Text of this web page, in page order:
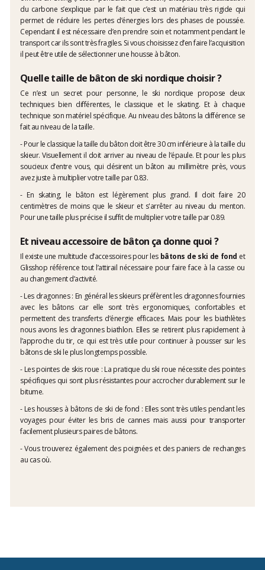
du carbone s’explique par le fait que c’est un matériau très rigide qui
permet de réduire les pertes d’énergies lors des phases de poussée.
Cependant il est nécessaire d’en prendre soin et notamment pendant le
transport car ils sont très fragiles. Si vous choisissez d’en faire l’acquisition
il peut être utile de sélectionner une housse à bâton.
Quelle taille de bâton de ski nordique choisir ?
Ce n’est un secret pour personne, le ski nordique propose deux
techniques bien différentes, le classique et le skating. Et à chaque
technique son matériel spécifique. Au niveau des bâtons la différence se
fait au niveau de la taille.
- Pour le classique la taille du bâton doit être 30 cm inférieure à la taille du
skieur. Visuellement il doit arriver au niveau de l’épaule. Et pour les plus
soucieux d’entre vous, qui désirent un bâton au millimètre près, vous
avez juste à multiplier votre taille par 0.83.
- En skating, le bâton est légèrement plus grand. Il doit faire 20
centimètres de moins que le skieur et s'arrêter au niveau du menton.
Pour une taille plus précise il suffit de multiplier votre taille par 0.89.
Et niveau accessoire de bâton ça donne quoi ?
Il existe une multitude d’accessoires pour les bâtons de ski de fond et
Glisshop référence tout l’attirail nécessaire pour faire face à la casse ou
au changement d’activité.
- Les dragonnes : En général les skieurs préfèrent les dragonnes fournies
avec les bâtons car elle sont très ergonomiques, confortables et
permettent des transferts d’énergie efficaces. Mais pour les biathlètes
nous avons les dragonnes biathlon. Elles se retirent plus rapidement à
l’approche du tir, ce qui est très utile pour continuer à pousser sur les
bâtons de ski le plus longtemps possible.
- Les pointes de skis roue : La pratique du ski roue nécessite des pointes
spécifiques qui sont plus résistantes pour accrocher durablement sur le
bitume.
- Les housses à bâtons de ski de fond : Elles sont très utiles pendant les
voyages pour éviter les bris de cannes mais aussi pour transporter
facilement plusieurs paires de bâtons.
- Vous trouverez également des poignées et des paniers de rechanges
au cas où.